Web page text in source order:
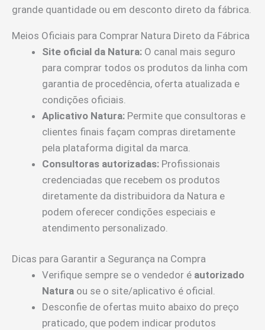
grande quantidade ou em desconto direto da fábrica.
Meios Oficiais para Comprar Natura Direto da Fábrica
Site oficial da Natura: O canal mais seguro
para comprar todos os produtos da linha com
garantia de procedência, oferta atualizada e
condições oficiais.
Aplicativo Natura: Permite que consultoras e
clientes finais façam compras diretamente
pela plataforma digital da marca.
Consultoras autorizadas: Profissionais
credenciadas que recebem os produtos
diretamente da distribuidora da Natura e
podem oferecer condições especiais e
atendimento personalizado.
Dicas para Garantir a Segurança na Compra
Verifique sempre se o vendedor é autorizado
Natura ou se o site/aplicativo é oficial.
Desconfie de ofertas muito abaixo do preço
praticado, que podem indicar produtos